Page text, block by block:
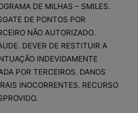
DE MILHAS – SMILES.
DE PONTOS POR
NÃO AUTORIZADO.
DEVER DE RESTITUIR A
INDEVIDAMENTE
POR TERCEIROS. DANOS
INOCORRENTES. RECURSO